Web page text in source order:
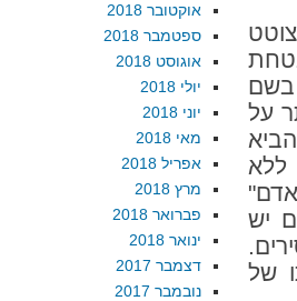
בשם
על
ללא
יש
של
אוקטובר 2018
ספטמבר 2018
אוגוסט 2018
יולי 2018
יוני 2018
מאי 2018
אפריל 2018
מרץ 2018
פברואר 2018
ינואר 2018
דצמבר 2017
נובמבר 2017